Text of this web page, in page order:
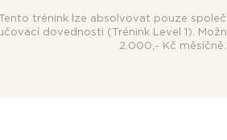
trénink lze absolvovat pouze
dovednosti (Trénink Level 1).
2.000,- Kč měsíčně.